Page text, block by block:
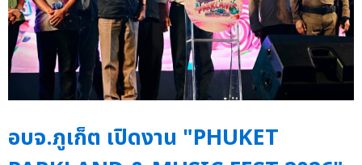
อบจ.ภูเก็ต เปิดงาน "PHUKET